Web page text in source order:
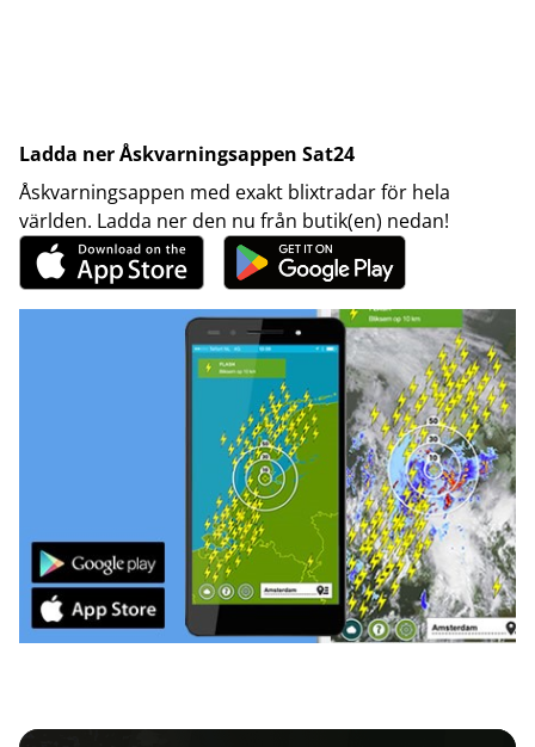
Ladda ner Åskvarningsappen Sat24
Åskvarningsappen med exakt blixtradar för hela
världen. Ladda ner den nu från butik(en) nedan!